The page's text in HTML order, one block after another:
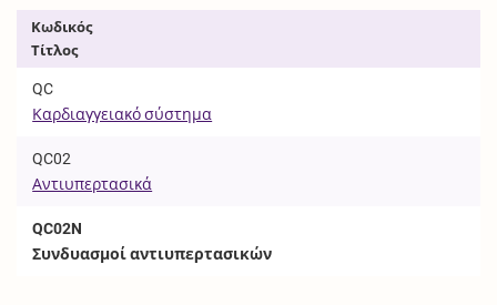
Κωδικός
Τίτλος
QC
Καρδιαγγειακό σύστημα
QC02
Αντιυπερτασικά
QC02N
Συνδυασμοί αντιυπερτασικών